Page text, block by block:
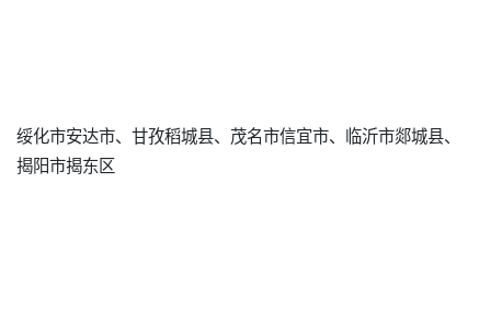
绥化市安达市、甘孜稻城县、茂名市信宜市、临沂市郯城县、
揭阳市揭东区